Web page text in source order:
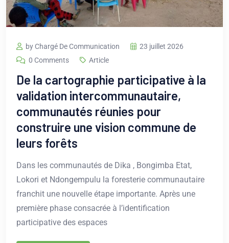
by Chargé De Communication
23 juillet 2026
0 Comments
Article
De la cartographie participative à la
validation intercommunautaire,
communautés réunies pour
construire une vision commune de
leurs forêts
Dans les communautés de Dika , Bongimba Etat,
Lokori et Ndongempulu la foresterie communautaire
franchit une nouvelle étape importante. Après une
première phase consacrée à l’identification
participative des espaces